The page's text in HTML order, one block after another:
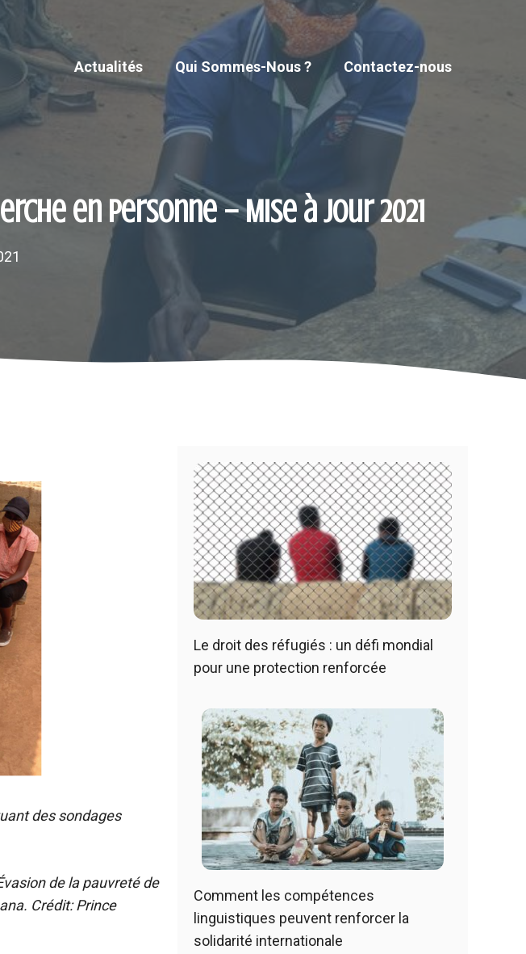
Actualités Qui Sommes-Nous ? Contactez-nous
en personne – Mise à jour 2021
des sondages
de la pauvreté de
Le droit des réfugiés : un défi mondial
pour une protection renforcée
Comment les compétences
linguistiques peuvent renforcer la
solidarité internationale